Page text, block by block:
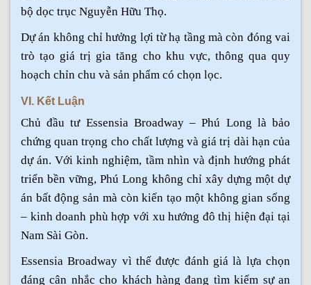
bộ dọc trục Nguyễn Hữu Thọ.
Dự án không chỉ hưởng lợi từ hạ tầng mà còn đóng vai
trò tạo giá trị gia tăng cho khu vực, thông qua quy
hoạch chỉn chu và sản phẩm có chọn lọc.
VI. Kết Luận
Chủ đầu tư Essensia Broadway – Phú Long là bảo
chứng quan trọng cho chất lượng và giá trị dài hạn của
dự án. Với kinh nghiệm, tầm nhìn và định hướng phát
triển bền vững, Phú Long không chỉ xây dựng một dự
án bất động sản mà còn kiến tạo một không gian sống
– kinh doanh phù hợp với xu hướng đô thị hiện đại tại
Nam Sài Gòn.
Essensia Broadway vì thế được đánh giá là lựa chọn
đáng cân nhắc cho khách hàng đang tìm kiếm sự an